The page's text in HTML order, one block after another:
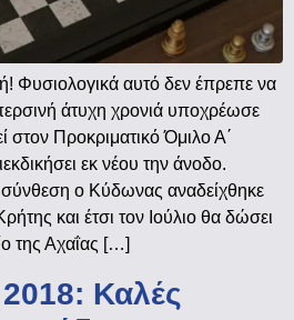
Φυσιολογικά αυτό δεν έπρεπε να
άτυχη χρονιά υποχρέωσε
στον Προκριματικό Όμιλο Α΄
εκ νέου την άνοδο.
σύνθεση ο Κύδωνας αναδείχθηκε
και έτσι τον Ιούλιο θα δώσει
της Αχαΐας […]
Καλές